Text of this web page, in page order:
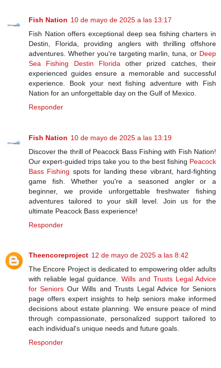
Fish Nation 10 de mayo de 2025 a las 13:17
Fish Nation offers exceptional deep sea fishing charters in
Destin, Florida, providing anglers with thrilling offshore
adventures. Whether you're targeting marlin, tuna, or Deep
Sea Fishing Destin Florida other prized catches, their
experienced guides ensure a memorable and successful
experience. Book your next fishing adventure with Fish
Nation for an unforgettable day on the Gulf of Mexico.
Responder
Fish Nation 10 de mayo de 2025 a las 13:19
Discover the thrill of Peacock Bass Fishing with Fish Nation!
Our expert-guided trips take you to the best fishing Peacock
Bass Fishing​ spots for landing these vibrant, hard-fighting
game fish. Whether you're a seasoned angler or a
beginner, we provide unforgettable freshwater fishing
adventures tailored to your skill level. Join us for the
ultimate Peacock Bass experience!
Responder
Theencoreproject 12 de mayo de 2025 a las 8:42
The Encore Project is dedicated to empowering older adults
with reliable legal guidance. Wills and Trusts Legal Advice
for Seniors Our Wills and Trusts Legal Advice for Seniors
page offers expert insights to help seniors make informed
decisions about estate planning. We ensure peace of mind
through compassionate, personalized support tailored to
each individual's unique needs and future goals.
Responder